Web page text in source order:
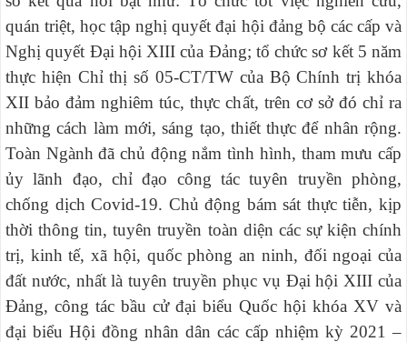
quán triệt, học tập nghị quyết đại hội đảng bộ các cấp và
Nghị quyết Đại hội XIII của Đảng; tổ chức sơ kết 5 năm
thực hiện Chỉ thị số 05-CT/TW của Bộ Chính trị khóa
XII bảo đảm nghiêm túc, thực chất, trên cơ sở đó chỉ ra
những cách làm mới, sáng tạo, thiết thực để nhân rộng.
Toàn Ngành đã chủ động nắm tình hình, tham mưu cấp
ủy lãnh đạo, chỉ đạo công tác tuyên truyền phòng,
chống dịch Covid-19. Chủ động bám sát thực tiễn, kịp
thời thông tin, tuyên truyền toàn diện các sự kiện chính
trị, kinh tế, xã hội, quốc phòng an ninh, đối ngoại của
đất nước, nhất là tuyên truyền phục vụ Đại hội XIII của
Đảng, công tác bầu cử đại biểu Quốc hội khóa XV và
đại biểu Hội đồng nhân dân các cấp nhiệm kỳ 2021 –